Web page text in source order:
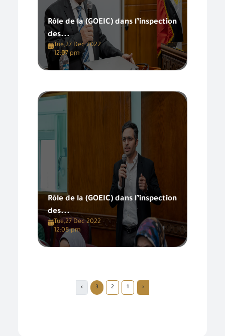
Rôle de la (GOEIC) dans l’inspection
des...
Tue,27 Dec 2022
12:07 pm
Rôle de la (GOEIC) dans l’inspection
des...
Tue,27 Dec 2022
12:08 pm
‹
1
2
3
›